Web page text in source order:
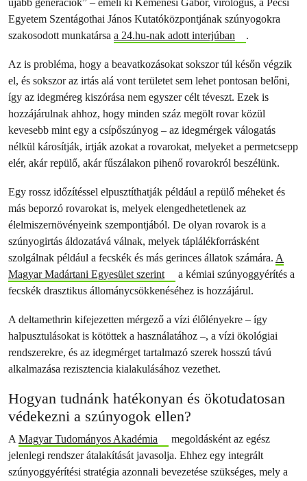
Egyetem Szentágothai János Kutatóközpontjának szúnyogokra
szakosodott munkatársa a 24.hu-nak adott interjúban .
Az is probléma, hogy a beavatkozásokat sokszor túl későn végzik
el, és sokszor az irtás alá vont területet sem lehet pontosan belőni,
így az idegméreg kiszórása nem egyszer célt téveszt. Ezek is
hozzájárulnak ahhoz, hogy minden száz megölt rovar közül
kevesebb mint egy a csípőszúnyog – az idegmérgek válogatás
nélkül károsítják, irtják azokat a rovarokat, melyeket a permetcsepp
elér, akár repülő, akár fűszálakon pihenő rovarokról beszélünk.
Egy rossz időzítéssel elpusztíthatják például a repülő méheket és
más beporzó rovarokat is, melyek elengedhetetlenek az
élelmiszernövényeink szempontjából. De olyan rovarok is a
szúnyogirtás áldozatává válnak, melyek táplálékforrásként
szolgálnak például a fecskék és más gerinces állatok számára. A
Magyar Madártani Egyesület szerint
a kémiai szúnyoggyérítés a
fecskék drasztikus állománycsökkenéséhez is hozzájárul.
A deltamethrin kifejezetten mérgező a vízi élőlényekre – így
halpusztulásokat is kötöttek a használatához –, a vízi ökológiai
rendszerekre, és az idegmérget tartalmazó szerek hosszú távú
alkalmazása rezisztencia kialakulásához vezethet.
Hogyan tudnánk hatékonyan és ökotudatosan
védekezni a szúnyogok ellen?
AMagyar Tudományos Akadémia
megoldásként az egész
jelenlegi rendszer átalakítását javasolja. Ehhez egy integrált
szúnyoggyérítési stratégia azonnali bevezetése szükséges, mely a